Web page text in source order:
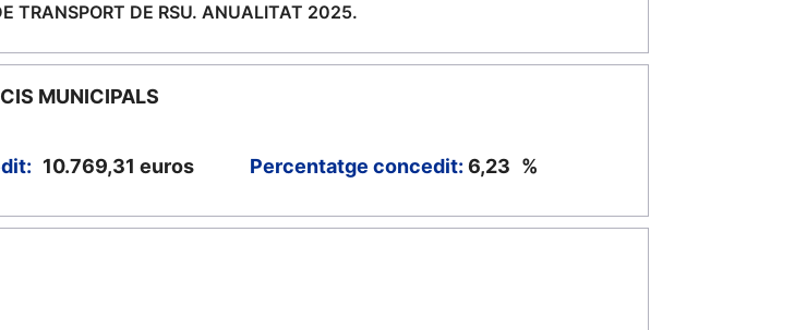
TRANSPORT DE RSU. ANUALITAT 2025.
MUNICIPALS
10.769,31 euros Percentatge concedit: 6,23 %